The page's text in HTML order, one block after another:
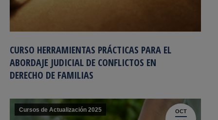
CURSO HERRAMIENTAS PRÁCTICAS PARA EL
ABORDAJE JUDICIAL DE CONFLICTOS EN
DERECHO DE FAMILIAS
OCT
Cursos de Actualización 2025